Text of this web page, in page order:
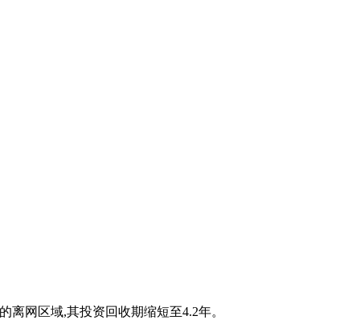
离网区域,其投资回收期缩短至4.2年。